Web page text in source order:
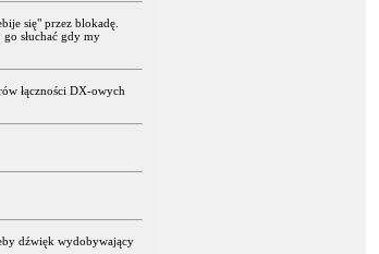
się" przez blokadę.
słuchać gdy my
łączności DX-owych
dźwięk wydobywający